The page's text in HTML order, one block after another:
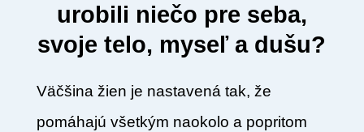
urobili niečo pre seba,
svoje telo, myseľ a dušu?
Väčšina žien je nastavená tak, že
pomáhajú všetkým naokolo a popritom